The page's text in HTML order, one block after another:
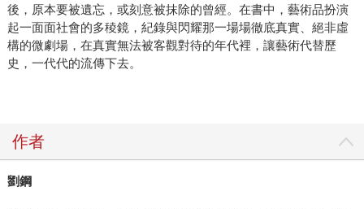
後，原本要被遺忘，或刻意被抹除的曾經。在書中，藝術品扮演
起一面面社會的多稜鏡，紀錄與閃耀那一場場徹底真實、絕非虛
構的微劇場，在真實無法被客觀對待的年代裡，讓藝術代替歷
史，一代代的流傳下去。
作者
劉鋼